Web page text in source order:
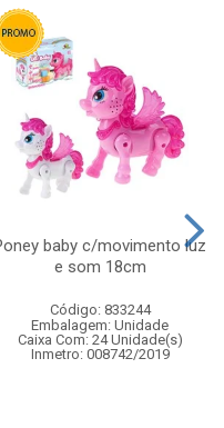
baby c/movimento luz
e som 18cm
Código: 833244
Embalagem: Unidade
Caixa Com: 24 Unidade(s)
Inmetro: 008742/2019